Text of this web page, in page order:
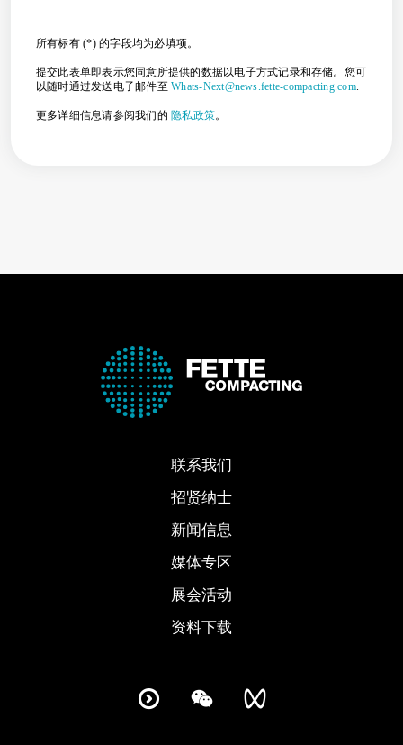
所有标有 (*) 的字段均为必填项。
提交此表单即表示您同意所提供的数据以电子方式记录和存储。您可
以随时通过发送电子邮件至Whats-Next@news.fette-compacting.com.
更多详细信息请参阅我们的 隐私政策。
联系我们
招贤纳士
新闻信息
媒体专区
展会活动
资料下载